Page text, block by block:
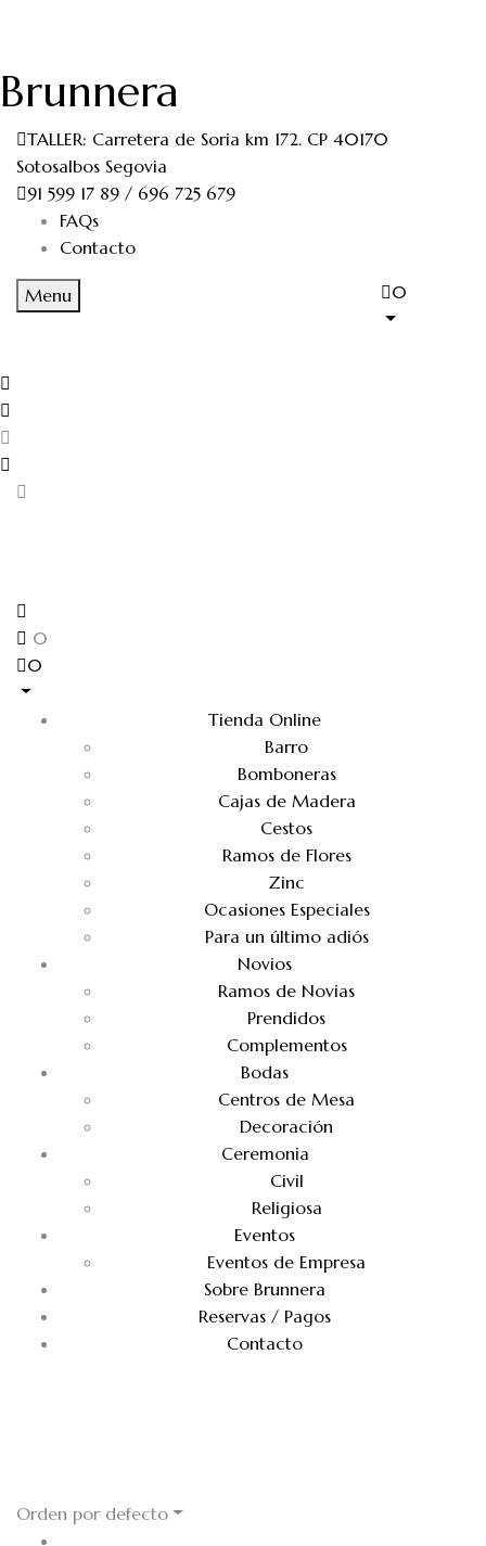
Brunnera
TALLER: Carretera de Soria km 172. CP 40170
Sotosalbos Segovia
91 599 17 89 / 696 725 679
FAQs
Contacto
Menu 0
0
0
Tienda Online
Barro
Bomboneras
Cajas de Madera
Cestos
Ramos de Flores
Zinc
Ocasiones Especiales
Para un último adiós
Novios
Ramos de Novias
Prendidos
Complementos
Bodas
Centros de Mesa
Decoración
Ceremonia
Civil
Religiosa
Eventos
Eventos de Empresa
Sobre Brunnera
Reservas / Pagos
Contacto
Orden por defecto